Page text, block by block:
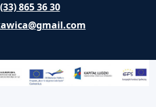
(33) 865 36 30